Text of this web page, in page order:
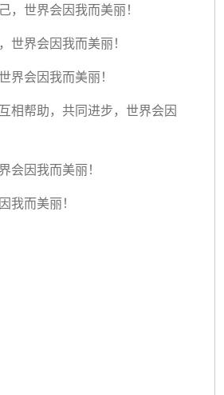
世界会因我而美丽！
界会因我而美丽！
会因我而美丽！
帮助，共同进步，世界会因
因我而美丽！
而美丽！